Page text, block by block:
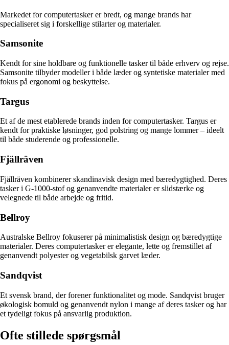
Markedet for computertasker er bredt, og mange brands har
specialiseret sig i forskellige stilarter og materialer.
Samsonite
Kendt for sine holdbare og funktionelle tasker til både erhverv og rejse.
Samsonite tilbyder modeller i både læder og syntetiske materialer med
fokus på ergonomi og beskyttelse.
Targus
Et af de mest etablerede brands inden for computertasker. Targus er
kendt for praktiske løsninger, god polstring og mange lommer – ideelt
til både studerende og professionelle.
Fjällräven
Fjällräven kombinerer skandinavisk design med bæredygtighed. Deres
tasker i G-1000-stof og genanvendte materialer er slidstærke og
velegnede til både arbejde og fritid.
Bellroy
Australske Bellroy fokuserer på minimalistisk design og bæredygtige
materialer. Deres computertasker er elegante, lette og fremstillet af
genanvendt polyester og vegetabilsk garvet læder.
Sandqvist
Et svensk brand, der forener funktionalitet og mode. Sandqvist bruger
økologisk bomuld og genanvendt nylon i mange af deres tasker og har
et tydeligt fokus på ansvarlig produktion.
Ofte stillede spørgsmål